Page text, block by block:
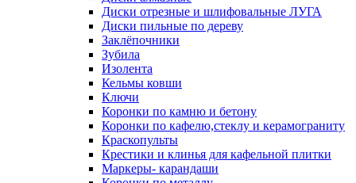
Диски отрезные и шлифовальные ЛУГА
Диски пильные по дереву
Заклёпочники
Зубила
Изолента
Кельмы ковши
Ключи
Коронки по камню и бетону
Коронки по кафелю,стеклу и керамограниту
Краскопульты
Крестики и клинья для кафельной плитки
Маркеры- карандаши